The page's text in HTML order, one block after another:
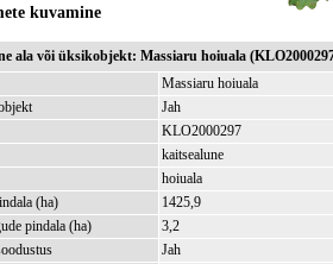
kuvamine
ala või üksikobjekt: Massiaru hoiuala
Massiaru hoiuala
Jah
KLO2000297
kaitsealune
hoiuala
(ha)
1425,9
pindala (ha)
3,2
Jah